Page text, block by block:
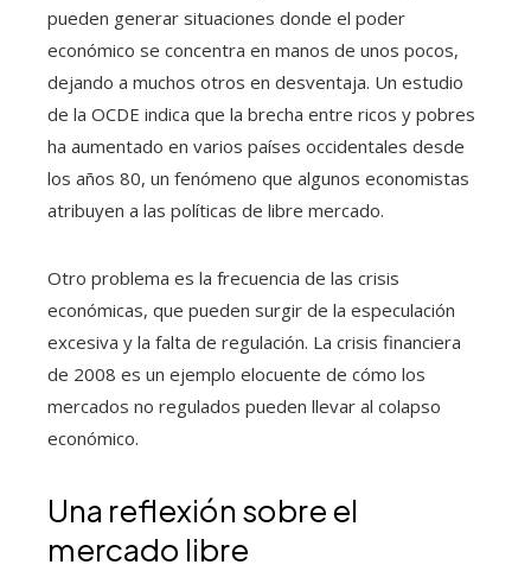
pueden generar situaciones donde el poder
económico se concentra en manos de unos pocos,
dejando a muchos otros en desventaja. Un estudio
de la OCDE indica que la brecha entre ricos y pobres
ha aumentado en varios países occidentales desde
los años 80, un fenómeno que algunos economistas
atribuyen a las políticas de libre mercado.
Otro problema es la frecuencia de las crisis
económicas, que pueden surgir de la especulación
excesiva y la falta de regulación. La crisis financiera
de 2008 es un ejemplo elocuente de cómo los
mercados no regulados pueden llevar al colapso
económico.
Una reflexión sobre el
mercado libre